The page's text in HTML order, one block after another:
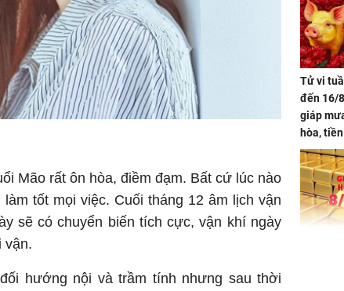
Mão rất ôn hòa, điềm đạm. Bất cứ lúc nào
tốt mọi việc. Cuối tháng 12 âm lịch vận
sẽ có chuyển biến tích cực, vận khí ngày
vận.
hướng nội và trầm tính nhưng sau thời
Tử vi
đến 16/
giáp
hòa,
bạc
Quý
trình